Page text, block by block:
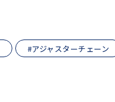
#アジャスターチェーン